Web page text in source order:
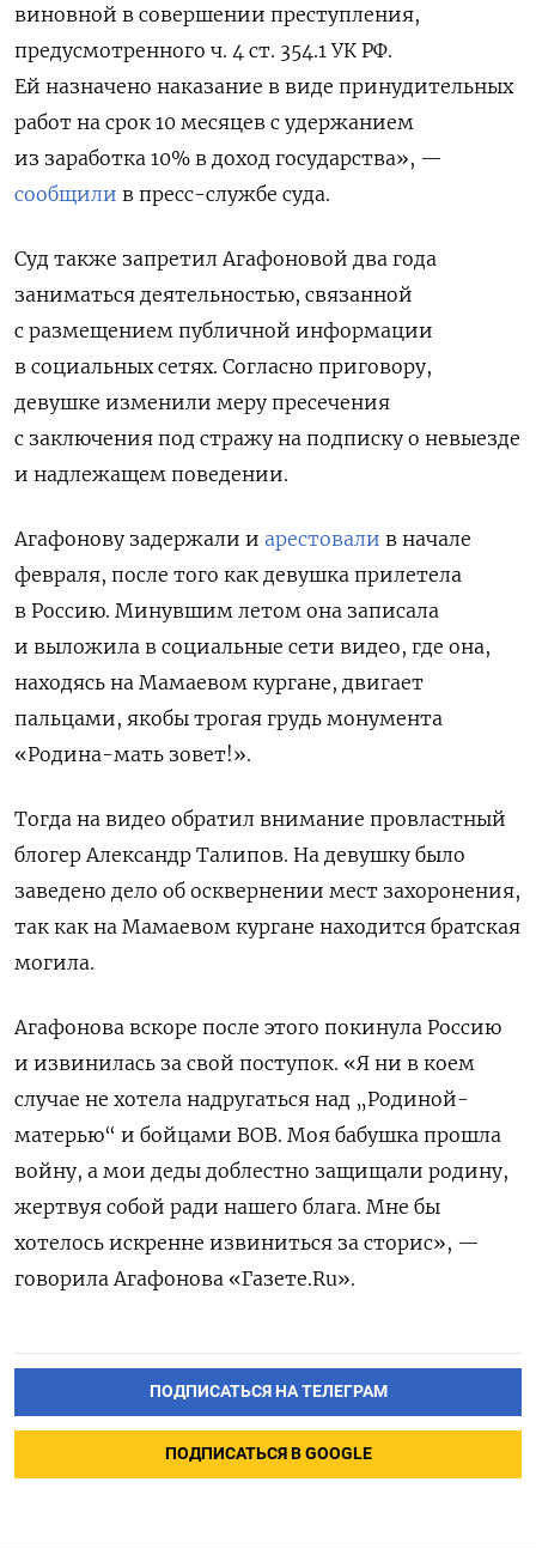
виновной в совершении преступления,
предусмотренного ч. 4 ст. 354.1 УК РФ.
Ей назначено наказание в виде принудительных
работ на срок 10 месяцев с удержанием
из заработка 10% в доход государства», —
сообщили в пресс-службе суда.
Суд также запретил Агафоновой два года
заниматься деятельностью, связанной
с размещением публичной информации
в социальных сетях. Согласно приговору,
девушке изменили меру пресечения
с заключения под стражу на подписку о невыезде
и надлежащем поведении.
Агафонову задержали и арестовали в начале
февраля, после того как девушка прилетела
в Россию. Минувшим летом она записала
и выложила в социальные сети видео, где она,
находясь на Мамаевом кургане, двигает
пальцами, якобы трогая грудь монумента
«Родина-мать зовет!».
Тогда на видео обратил внимание провластный
блогер Александр Талипов. На девушку было
заведено дело об осквернении мест захоронения,
так как на Мамаевом кургане находится братская
могила.
Агафонова вскоре после этого покинула Россию
и извинилась за свой поступок. «Я ни в коем
случае не хотела надругаться над „Родиной-
матерью“ и бойцами ВОВ. Моя бабушка прошла
войну, а мои деды доблестно защищали родину,
жертвуя собой ради нашего блага. Мне бы
хотелось искренне извиниться за сторис», —
говорила Агафонова «Газете.Ru».
ПОДПИСАТЬСЯ НА ТЕЛЕГРАМ
ПОДПИСАТЬСЯ В GOOGLE